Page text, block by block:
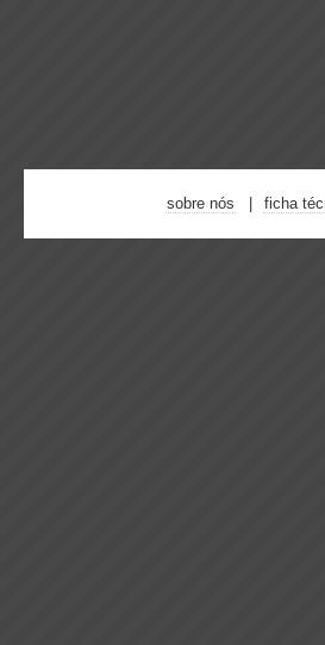
sobre nós ficha